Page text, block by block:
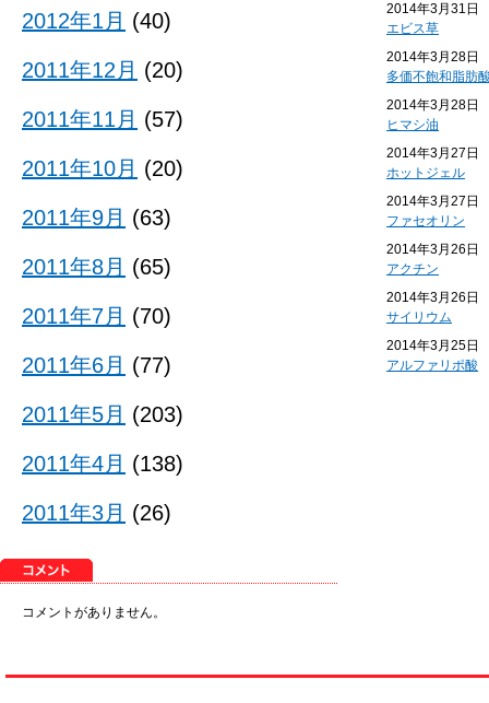
2014年3月31日
エビス草
2014年3月28日
多価不飽和脂肪
2014年3月28日
ヒマシ油
2014年3月27日
ホットジェル
2014年3月27日
ファセオリン
2014年3月26日
アクチン
2014年3月26日
サイリウム
2014年3月25日
アルファリポ酸
2012年1月 (40)
2011年12月 (20)
2011年11月 (57)
2011年10月 (20)
2011年9月 (63)
2011年8月 (65)
2011年7月 (70)
2011年6月 (77)
2011年5月 (203)
2011年4月 (138)
2011年3月 (26)
コメントがありません。